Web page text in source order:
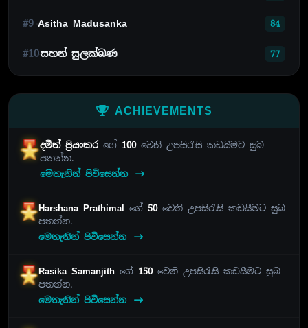
#9 Asitha Madusanka 84
#10සහන් සුලක්ඛණ 77
ACHIEVEMENTS
දමිත් ප්‍රියංකරගේ 100වෙනි උපසිරැසි කඩයීමට සුබ
පතන්න.
මෙතැනින් පිවිසෙන්න
Harshana Prathimal ගේ 50වෙනි උපසිරැසි කඩයීමට සුබ
පතන්න.
මෙතැනින් පිවිසෙන්න
Rasika Samanjithගේ 150වෙනි උපසිරැසි කඩයීමට සුබ
පතන්න.
මෙතැනින් පිවිසෙන්න